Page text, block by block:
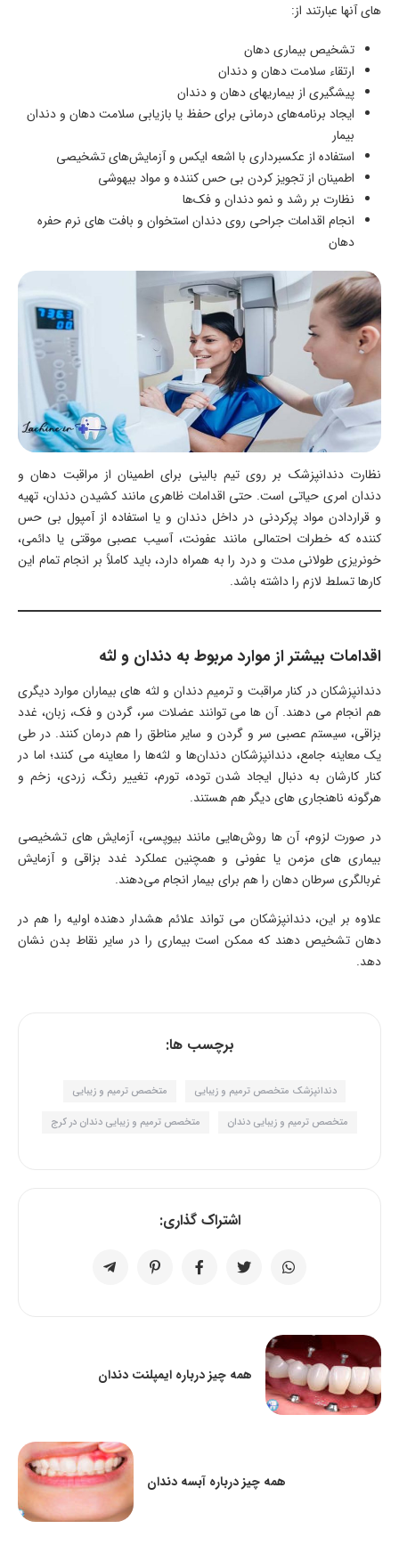
های آنها عبارتند از:
تشخیص بیماری دهان
ارتقاء سلامت دهان و دندان
پیشگیری از بیماریهای دهان و دندان
ایجاد برنامه‌های درمانی برای حفظ یا بازیابی سلامت دهان و دندان
بیمار
استفاده از عکسبرداری با اشعه ایکس و آزمایش‌های تشخیصی
اطمینان از تجویز کردن بی حس کننده و مواد بیهوشی
نظارت بر رشد و نمو دندان و فک‌ها
انجام اقدامات جراحی روی دندان استخوان و بافت های نرم حفره
دهان
نظارت دندانپزشک بر روی تیم بالینی برای اطمینان از مراقبت دهان و
دندان امری حیاتی است. حتی اقدامات ظاهری مانند کشیدن دندان، تهیه
و قراردادن مواد پرکردنی در داخل دندان و یا استفاده از آمپول بی حس
کننده که خطرات احتمالی مانند عفونت، آسیب عصبی موقتی یا دائمی،
خونریزی طولانی مدت و درد را به همراه دارد، باید کاملاً بر انجام تمام این
کارها تسلط لازم را داشته باشد.
اقدامات بیشتر از موارد مربوط به دندان و لثه
دندانپزشکان در کنار مراقبت و ترمیم دندان و لثه های بیماران موارد دیگری
هم انجام می دهند. آن ها می توانند عضلات سر، گردن و فک، زبان، غدد
بزاقی، سیستم عصبی سر و گردن و سایر مناطق را هم درمان کنند. در طی
یک معاینه جامع، دندانپزشکان دندان‌ها و لثه‌ها را معاینه می کنند؛ اما در
کنار کارشان به دنبال ایجاد شدن توده، تورم، تغییر رنگ، زردی، زخم و
هرگونه ناهنجاری های دیگر هم هستند.
در صورت لزوم، آن ها روش‌هایی مانند بیوپسی، آزمایش های تشخیصی
بیماری های مزمن یا عفونی و همچنین عملکرد غدد بزاقی و آزمایش
غربالگری سرطان دهان را هم برای بیمار انجام می‌دهند.
علاوه بر این، دندانپزشکان می تواند علائم هشدار دهنده اولیه را هم در
دهان تشخیص دهند که ممکن است بیماری را در سایر نقاط بدن نشان
دهد.
برچسب ها:
دندانپزشک متخصص ترمیم و زیبایی متخصص ترمیم و زیبایی
متخصص‌ ترمیم و زیبایی دندان متخصص ترمیم و زیبایی دندان در کرج
اشتراک گذاری:
همه چیز درباره ایمپلنت دندان
همه چیز درباره آبسه دندان